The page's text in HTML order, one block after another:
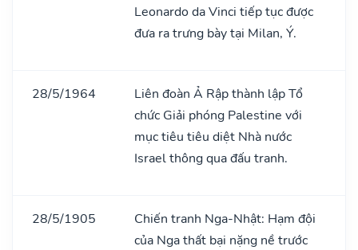
Leonardo da Vinci tiếp tục được
đưa ra trưng bày tại Milan, Ý.
28/5/1964
Liên đoàn Ả Rập thành lập Tổ
chức Giải phóng Palestine với
mục tiêu tiêu diệt Nhà nước
Israel thông qua đấu tranh.
28/5/1905
Chiến tranh Nga-Nhật: Hạm đội
của Nga thất bại nặng nề trước